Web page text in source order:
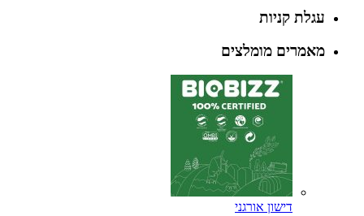
עגלת קניות
מאמרים מומלצים
דישון אורגני